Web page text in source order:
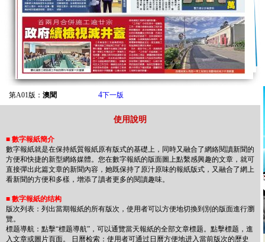
使用說明
■ 數字報紙簡介
數字報紙就是在保持紙質報紙原有版式的基礎上，同時又融合了網絡閱讀新聞的
方便和快捷的新型網絡媒體。您在數字報紙的版面圖上點繫感興趣的文章，就可
直接彈出此篇文章的新聞內容，她既保持了原汁原味的報紙版式，又融合了網上
看新聞的方便和多樣，增添了讀者更多的閱讀趣味。
■ 數字報紙的结构
版次列表：列出當期報紙的所有版次，使用者可以方便地切換到別的版面進行瀏
覽。
標题導航：點擊“標题導航”，可以通覽當天報紙的全部文章標题。點擊標题，進
入文章或圖片頁面。 日曆检索：使用者可通过日曆方便地进入當前版次的歷史
第A01版： 澳聞 4下一版